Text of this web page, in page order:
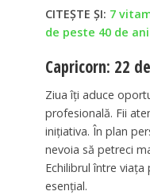
CITEȘTE ȘI: 7
de peste 40 de
Capricorn: 22
Ziua îți aduce
profesională. Fii
inițiativa. În plan
nevoia să petreci
Echilibrul între viața
esențial.